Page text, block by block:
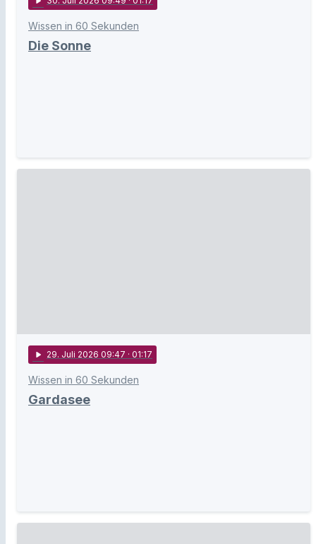
Wissen in 60 Sekunden
Die Sonne
play_arrow 29. Juli 2026 09:47 · 01:17
Wissen in 60 Sekunden
Gardasee